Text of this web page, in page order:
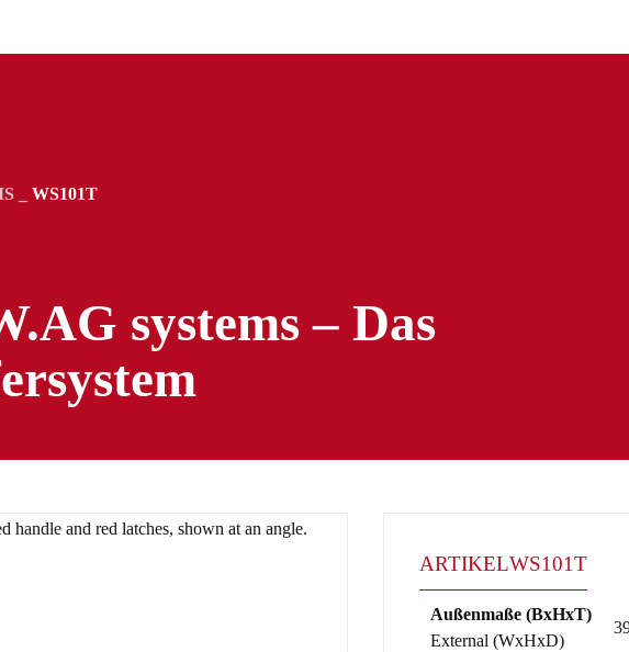
WS101T
systems – Das
ARTIKELWS101T
Außenmaße (BxHxT)
External (WxHxD)